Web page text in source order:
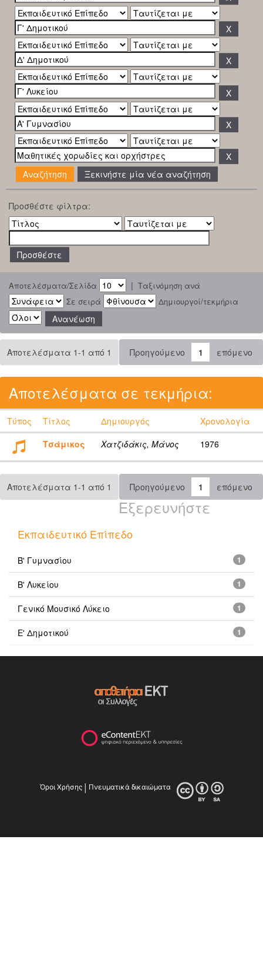
Ξεκινήστε μία νέα αναζήτηση
Προσθέστε φίλτρα:
Αποτελέσματα/Σελίδα | Ταξινόμηση ανά
Σε σειρά
Δημιουργοί/τεκμήρια
Αποτελέσματα 1-1 από 1 Προηγούμενο 1 επόμενο
Αποτελέσματα σε τεκμήρια:
Τύπος Τίτλος Δημιουργός
Χρονολογία
Τσάμικος
Χατζιδάκις, Μάνος 1976
Αποτελέσματα 1-1 από 1 Προηγούμενο 1 επόμενο
Εξερευνήστε
Εκπαιδευτικό Επίπεδο
1
Β' Γυμνασίου
1
Β' Λυκείου
1
Γενικό Μουσικό Λύκειο
1
Ε' Δημοτικού